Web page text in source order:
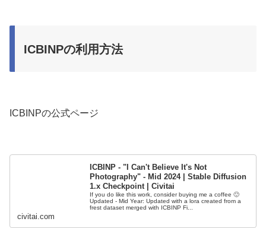
ICBINPの利用方法
ICBINPの公式ページ
ICBINP - "I Can't Believe It's Not
Photography" - Mid 2024 | Stable Diffusion
1.x Checkpoint | Civitai
If you do like this work, consider buying me a coffee 🙂
Updated - Mid Year: Updated with a lora created from a
frest dataset merged with ICBINP Fi...
civitai.com